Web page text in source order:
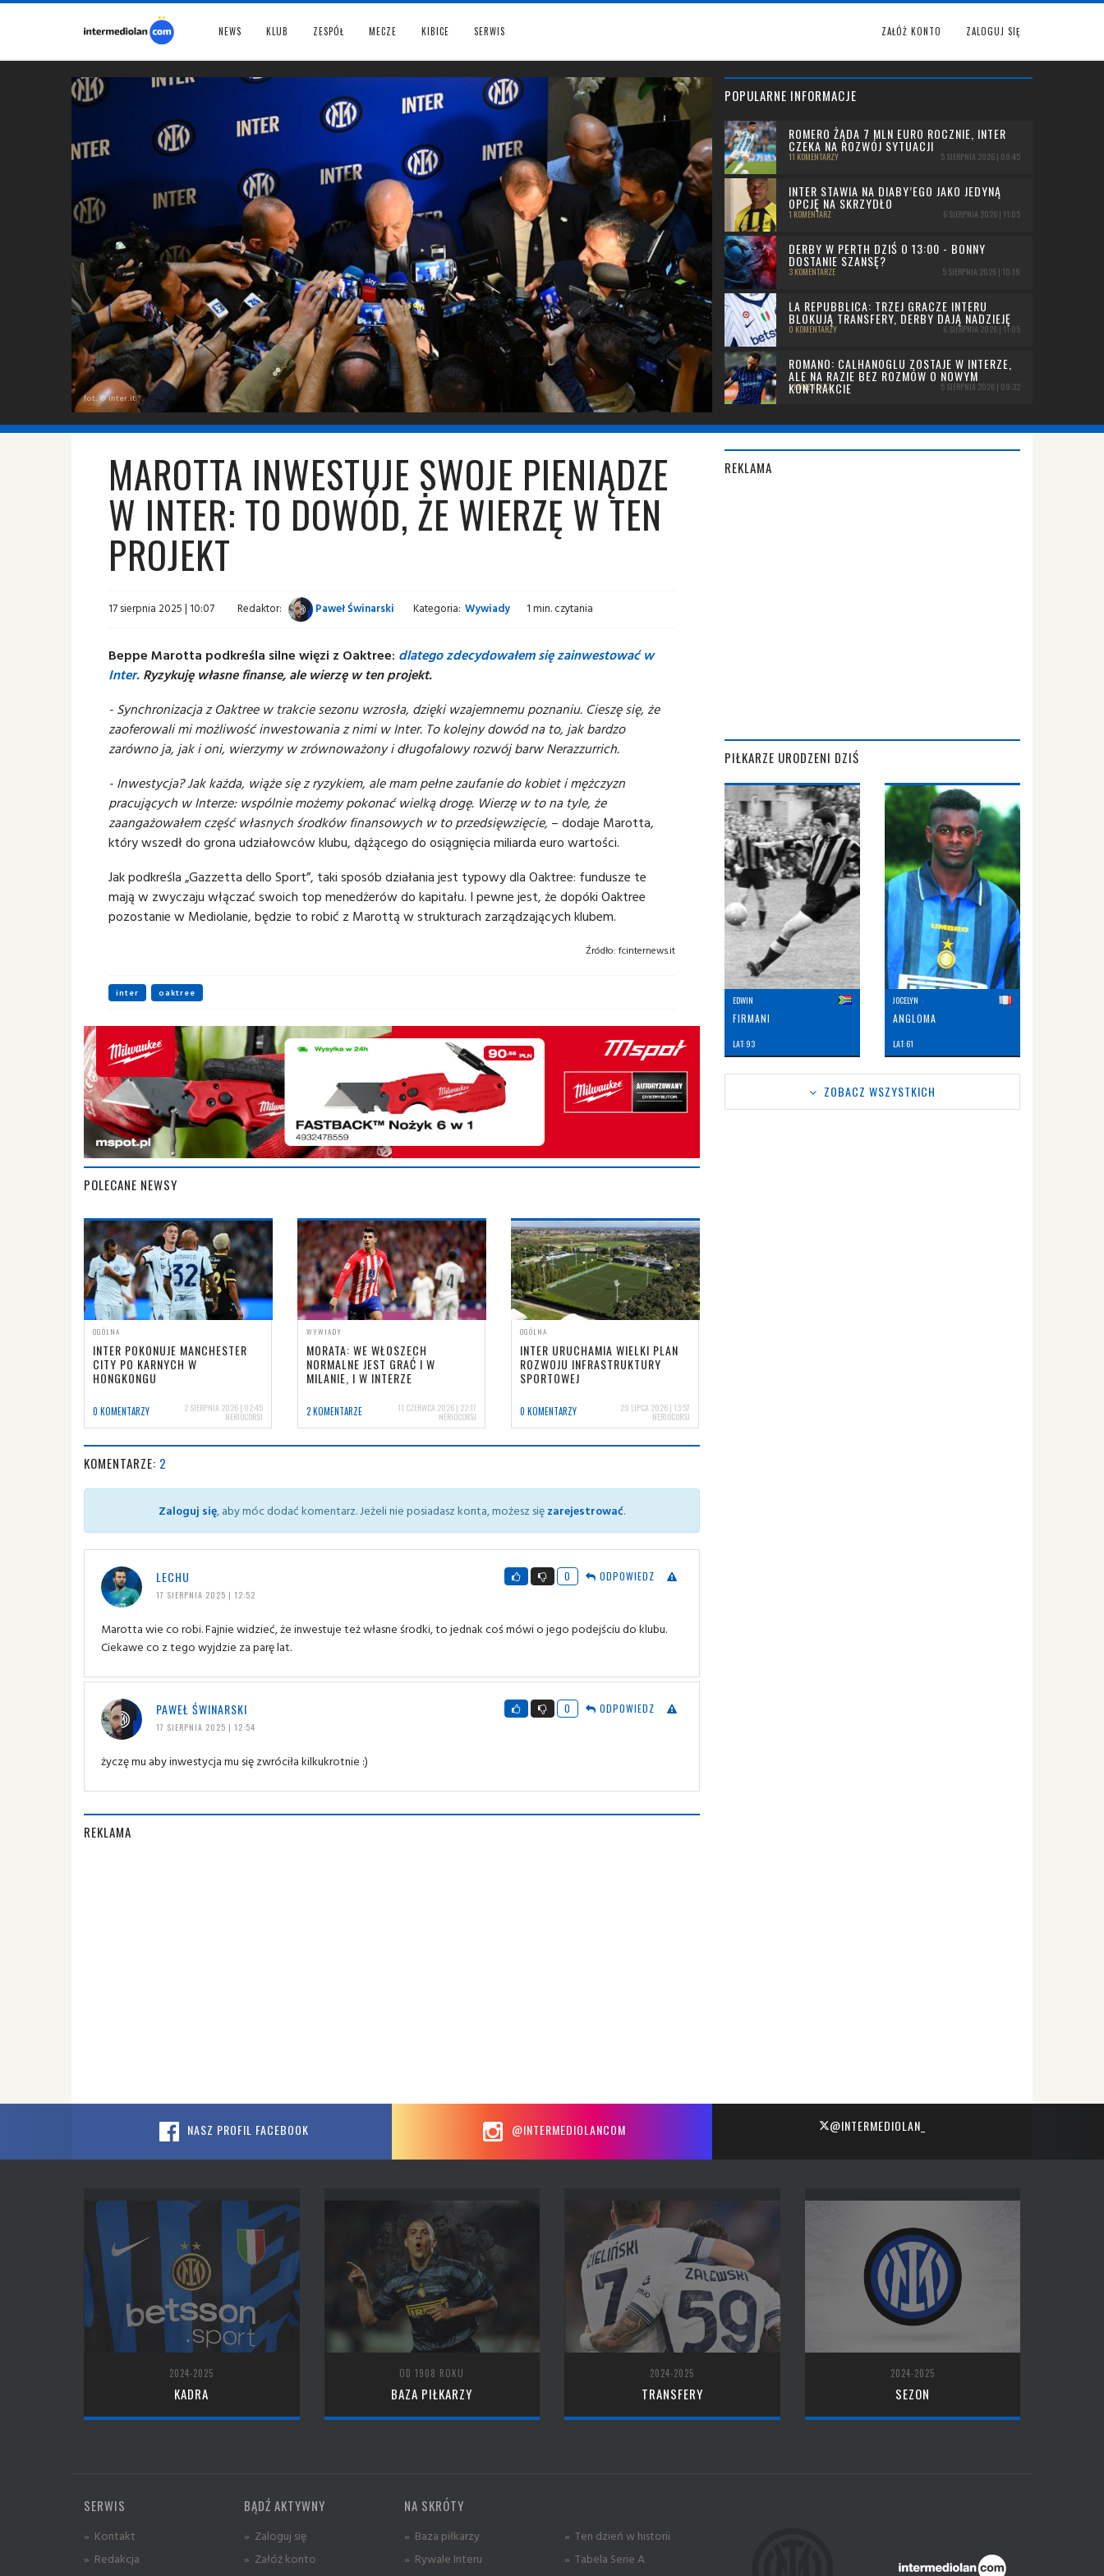
NEWS KLUB ZESPÓŁ MECZE KIBICE SERWIS ZAŁÓŻ KONTO ZALOGUJ SIĘ
fot. © inter.it
POPULARNE INFORMACJE
ROMERO ŻĄDA 7 MLN EURO ROCZNIE, INTER
CZEKA NA ROZWÓJ SYTUACJI
11 KOMENTARZY 5 SIERPNIA 2026 | 09:45
INTER STAWIA NA DIABY’EGO JAKO JEDYNĄ
OPCJĘ NA SKRZYDŁO
1 KOMENTARZ 6 SIERPNIA 2026 | 11:05
DERBY W PERTH DZIŚ O 13:00 - BONNY
DOSTANIE SZANSĘ?
3 KOMENTARZE 5 SIERPNIA 2026 | 10:19
LA REPUBBLICA: TRZEJ GRACZE INTERU
BLOKUJĄ TRANSFERY, DERBY DAJĄ NADZIEJĘ
0 KOMENTARZY 6 SIERPNIA 2026 | 11:05
ROMANO: CALHANOGLU ZOSTAJE W INTERZE,
ALE NA RAZIE BEZ ROZMÓW O NOWYM
KONTRAKCIE
1 KOMENTARZ 5 SIERPNIA 2026 | 09:32
MAROTTA INWESTUJE SWOJE PIENIĄDZE
W INTER: TO DOWÓD, ŻE WIERZĘ W TEN
PROJEKT
17 sierpnia 2025 | 10:07 Redaktor: Paweł Świnarski Kategoria: Wywiady 1 min. czytania
Beppe Marotta podkreśla silne więzi z Oaktree: dlatego zdecydowałem się zainwestować w
Inter. Ryzykuję własne finanse, ale wierzę w ten projekt.
- Synchronizacja z Oaktree w trakcie sezonu wzrosła, dzięki wzajemnemu poznaniu. Cieszę się, że
zaoferowali mi możliwość inwestowania z nimi w Inter. To kolejny dowód na to, jak bardzo
zarówno ja, jak i oni, wierzymy w zrównoważony i długofalowy rozwój barw Nerazzurrich.
- Inwestycja? Jak każda, wiąże się z ryzykiem, ale mam pełne zaufanie do kobiet i mężczyzn
pracujących w Interze: wspólnie możemy pokonać wielką drogę. Wierzę w to na tyle, że
zaangażowałem część własnych środków finansowych w to przedsięwzięcie, – dodaje Marotta,
który wszedł do grona udziałowców klubu, dążącego do osiągnięcia miliarda euro wartości.
Jak podkreśla „Gazzetta dello Sport”, taki sposób działania jest typowy dla Oaktree: fundusze te
mają w zwyczaju włączać swoich top menedżerów do kapitału. I pewne jest, że dopóki Oaktree
pozostanie w Mediolanie, będzie to robić z Marottą w strukturach zarządzających klubem.
Źródło: fcinternews.it
inter oaktree
POLECANE NEWSY
OGÓLNA
INTER POKONUJE MANCHESTER
CITY PO KARNYCH W
HONGKONGU
0 KOMENTARZY 2 SIERPNIA 2026 | 02:45
NERIOCORSI
WYWIADY
MORATA: WE WŁOSZECH
NORMALNE JEST GRAĆ I W
MILANIE, I W INTERZE
2 KOMENTARZE 11 CZERWCA 2026 | 22:17
NERIOCORSI
OGÓLNA
INTER URUCHAMIA WIELKI PLAN
ROZWOJU INFRASTRUKTURY
SPORTOWEJ
0 KOMENTARZY 29 LIPCA 2026 | 13:57
NERIOCORSI
KOMENTARZE: 2
Zaloguj się, aby móc dodać komentarz. Jeżeli nie posiadasz konta, możesz sięzarejestrować.
LECHU
17 SIERPNIA 2025 | 12:52
0 ODPOWIEDZ
Marotta wie co robi. Fajnie widzieć, że inwestuje też własne środki, to jednak coś mówi o jego podejściu do klubu.
Ciekawe co z tego wyjdzie za parę lat.
PAWEŁ ŚWINARSKI
17 SIERPNIA 2025 | 12:54
0 ODPOWIEDZ
życzę mu aby inwestycja mu się zwróciła kilkukrotnie :)
REKLAMA
REKLAMA
PIŁKARZE URODZENI DZIŚ
EDWIN
FIRMANI
LAT: 93
JOCELYN
ANGLOMA
LAT: 61
ZOBACZ WSZYSTKICH
NASZ PROFIL FACEBOOK @INTERMEDIOLANCOM @INTERMEDIOLAN_
2024-2025
KADRA
OD 1908 ROKU
BAZA PIŁKARZY
2024-2025
TRANSFERY
2024-2025
SEZON
SERWIS
» Kontakt
» Redakcja
BĄDŹ AKTYWNY
» Zaloguj się
» Załóż konto
NA SKRÓTY
» Baza piłkarzy
» Rywale Interu
» Ten dzień w historii
» Tabela Serie A